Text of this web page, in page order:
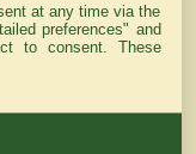
at any time via the
preferences" and
to consent. These